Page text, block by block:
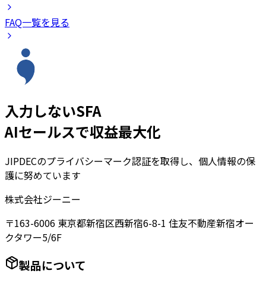
FAQ一覧を見る
入力しないSFA
AIセールスで収益最大化
JIPDECのプライバシーマーク認証を取得し、個人情報の保
護に努めています
株式会社ジーニー
〒163-6006 東京都新宿区西新宿6-8-1 住友不動産新宿オー
クタワー5/6F
製品について